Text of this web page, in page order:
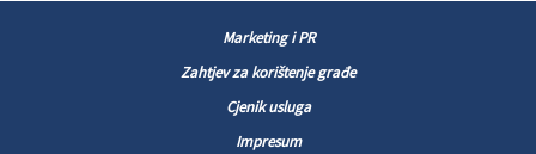
Marketing i PR
Zahtjev za korištenje građe
Cjenik usluga
Impresum